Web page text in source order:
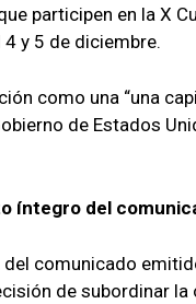
participen en la X
y 5 de diciembre.
como una “una
de Estados
íntegro del
del comunicado
de subordinar